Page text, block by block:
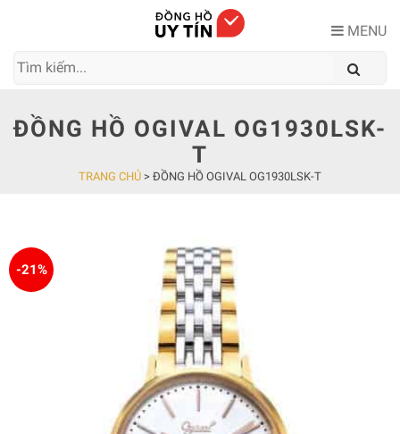
MENU
ĐỒNG HỒ OGIVAL OG1930LSK-
T
TRANG CHỦ > ĐỒNG HỒ OGIVAL OG1930LSK-T
-21%